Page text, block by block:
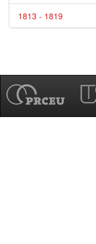
1813 - 1819